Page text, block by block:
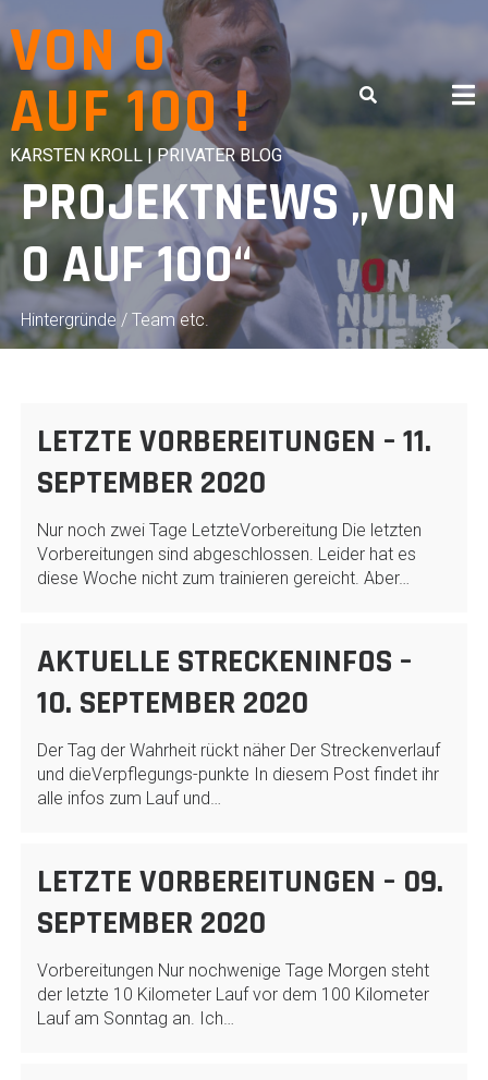
to
content
VON 0
AUF 100 !
KARSTEN KROLL | PRIVATER BLOG
PROJEKTNEWS „VON
0 AUF 100“
Hintergründe / Team etc.
LETZTE VORBEREITUNGEN – 11.
SEPTEMBER 2020
Nur noch zwei Tage LetzteVorbereitung Die letzten
Vorbereitungen sind abgeschlossen. Leider hat es
diese Woche nicht zum trainieren gereicht. Aber…
AKTUELLE STRECKENINFOS –
10. SEPTEMBER 2020
Der Tag der Wahrheit rückt näher Der Streckenverlauf
und dieVerpflegungs-punkte In diesem Post findet ihr
alle infos zum Lauf und…
LETZTE VORBEREITUNGEN – 09.
SEPTEMBER 2020
Vorbereitungen Nur nochwenige Tage Morgen steht
der letzte 10 Kilometer Lauf vor dem 100 Kilometer
Lauf am Sonntag an. Ich…